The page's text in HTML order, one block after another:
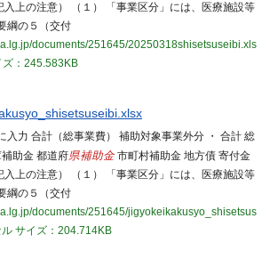
入上の注意） （１） 「事業区分」には、医療施設等
綱の５（交付
documents/251645/20250318shisetsuseibi.xls
ズ：245.583KB
入力 合計（総事業費） 補助対象事業外分 ・ 合計 総
助金 都道府県補助金 市町村補助金 地方債 寄付金
入上の注意） （１） 「事業区分」には、医療施設等
綱の５（交付
documents/251645/jigyokeikakusyo_shisetsus
サイズ：204.714KB